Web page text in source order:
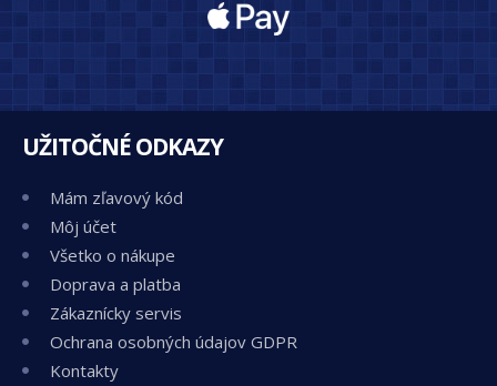
UŽITOČNÉ ODKAZY
Mám zľavový kód
Môj účet
Všetko o nákupe
Doprava a platba
Zákaznícky servis
Ochrana osobných údajov GDPR
Kontakty